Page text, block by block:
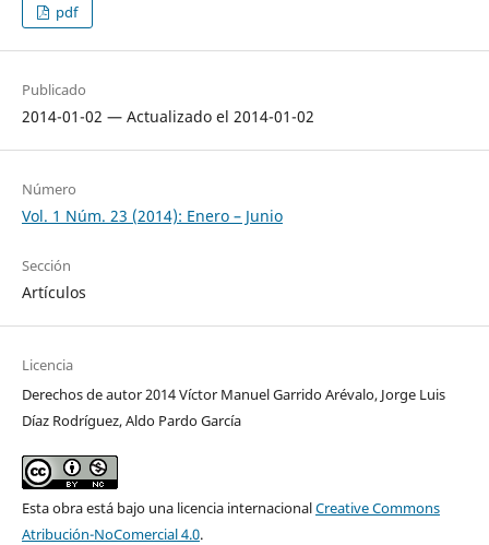
pdf
Publicado
2014-01-02 — Actualizado el 2014-01-02
Número
Vol. 1 Núm. 23 (2014): Enero – Junio
Sección
Artículos
Licencia
Derechos de autor 2014 Víctor Manuel Garrido Arévalo, Jorge Luis
Díaz Rodríguez, Aldo Pardo García
Esta obra está bajo una licencia internacionalCreative Commons
Atribución-NoComercial 4.0.